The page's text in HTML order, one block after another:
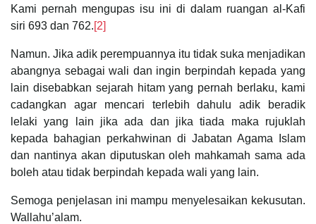
Kami pernah mengupas isu ini di dalam ruangan al-Kafi
siri 693 dan 762.[2]
Namun. Jika adik perempuannya itu tidak suka menjadikan
abangnya sebagai wali dan ingin berpindah kepada yang
lain disebabkan sejarah hitam yang pernah berlaku, kami
cadangkan agar mencari terlebih dahulu adik beradik
lelaki yang lain jika ada dan jika tiada maka rujuklah
kepada bahagian perkahwinan di Jabatan Agama Islam
dan nantinya akan diputuskan oleh mahkamah sama ada
boleh atau tidak berpindah kepada wali yang lain.
Semoga penjelasan ini mampu menyelesaikan kekusutan.
Wallahu’alam.